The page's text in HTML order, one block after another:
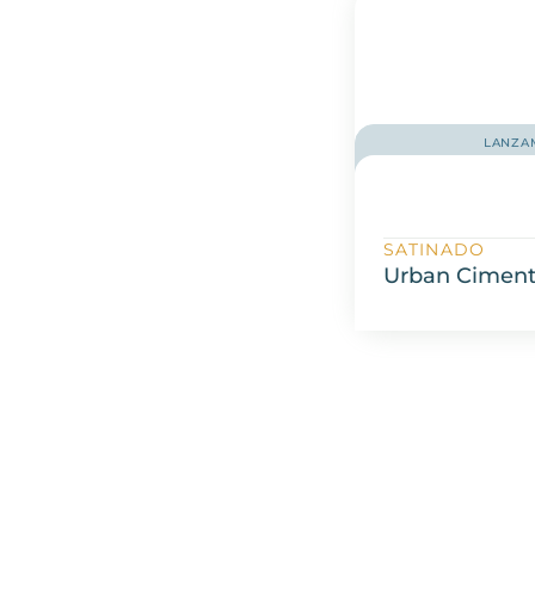
SATINADO
Urban